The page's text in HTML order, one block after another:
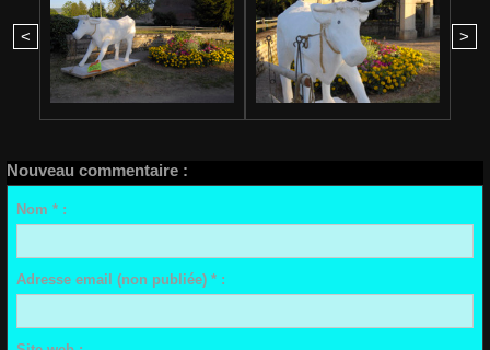
< >
Nouveau commentaire :
Nom * :
Adresse email (non publiée) * :